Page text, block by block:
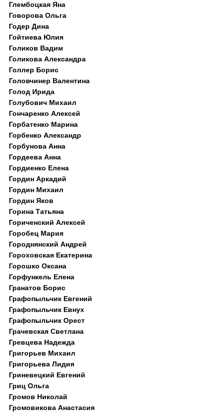
Глембоцкая Яна
Говорова Ольга
Годер Дина
Гойтиева Юлия
Голиков Вадим
Голикова Александра
Голлер Борис
Головчинер Валентина
Голод Ирида
Голубович Михаил
Гончаренко Алексей
Горбатенко Марина
Горбенко Александр
Горбунова Анна
Гордеева Анна
Гордиенко Елена
Гордин Аркадий
Гордин Михаил
Гордин Яков
Горина Татьяна
Гориченский Алексей
Горобец Мария
Городнянский Андрей
Гороховская Екатерина
Горошко Оксана
Горфункель Елена
Гранатов Борис
Графопыльчик Евгений
Графопыльчик Евнух
Графопыльчик Орест
Грачевская Светлана
Гревцева Надежда
Григорьев Михаил
Григорьева Лидия
Гриневецкий Евгений
Гриц Ольга
Громов Николай
Громовикова Анастасия